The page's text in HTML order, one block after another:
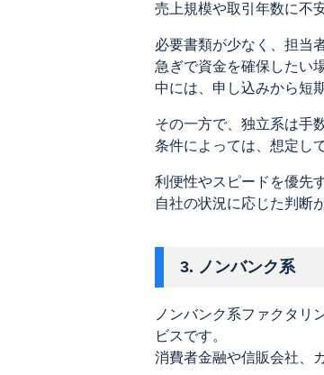
売上規模や取引年数に不
必要書類が少なく、担当
急ぎで資金を確保したい
中には、申し込みから短
その一方で、独立系は手
条件によっては、想定し
利便性やスピードを優先
自社の状況に応じた判断
3. ノンバンク系
ノンバンク系ファクタリ
ビスです。
消費者金融や信販会社、